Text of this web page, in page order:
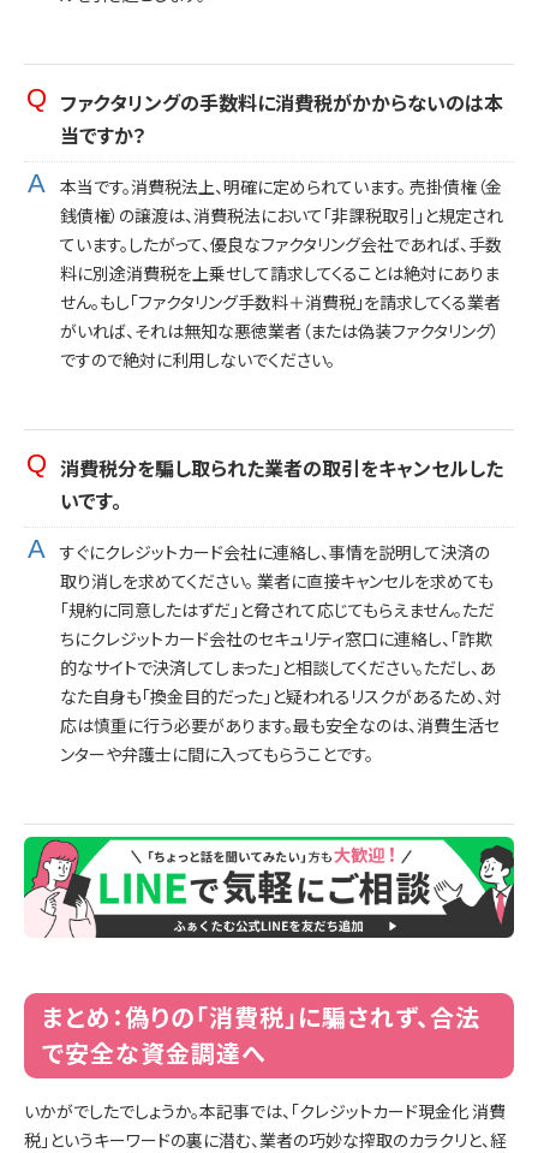
ファクタリングの手数料に消費税がかからないのは本
当ですか？
本当です。消費税法上、明確に定められています。 売掛債権（金
銭債権）の譲渡は、消費税法において「非課税取引」と規定され
ています。したがって、優良なファクタリング会社であれば、手数
料に別途消費税を上乗せして請求してくることは絶対にありま
せん。もし「ファクタリング手数料＋消費税」を請求してくる業者
がいれば、それは無知な悪徳業者（または偽装ファクタリング）
ですので絶対に利用しないでください。
消費税分を騙し取られた業者の取引をキャンセルした
いです。
すぐにクレジットカード会社に連絡し、事情を説明して決済の
取り消しを求めてください。 業者に直接キャンセルを求めても
「規約に同意したはずだ」と脅されて応じてもらえません。ただ
ちにクレジットカード会社のセキュリティ窓口に連絡し、「詐欺
的なサイトで決済してしまった」と相談してください。ただし、あ
なた自身も「換金目的だった」と疑われるリスクがあるため、対
応は慎重に行う必要があります。最も安全なのは、消費生活セ
ンターや弁護士に間に入ってもらうことです。
まとめ：偽りの「消費税」に騙されず、合法
で安全な資金調達へ
いかがでしたでしょうか。本記事では、「クレジットカード現金化 消費
税」というキーワードの裏に潜む、業者の巧妙な搾取のカラクリと、経